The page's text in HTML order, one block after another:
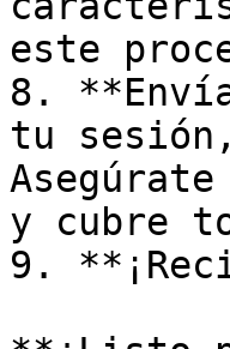
este
8.
tu
y cubre
9.